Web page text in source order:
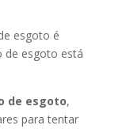
esgoto é
de esgoto está
de esgoto,
para tentar